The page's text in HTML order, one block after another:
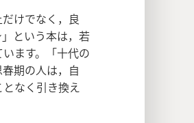
けでなく，良
という本は，若
ます。「十代の
期の人は，自
なく引き換え